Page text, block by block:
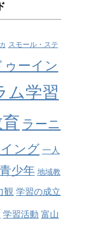
スモール・ステ
ゥーイン
ム学習
ラーニ
ング 一人
少年 地域教
観 学習の成立
学習活動 富山